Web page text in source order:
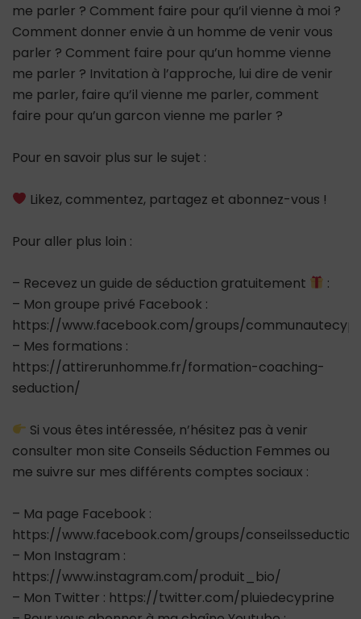
me parler ? Comment faire pour qu’il vienne à moi ?
Comment donner envie à un homme de venir vous
parler ? Comment faire pour qu’un homme vienne
me parler ? Invitation à l’approche, lui dire de venir
me parler, faire qu’il vienne me parler, comment
faire pour qu’un garcon vienne me parler ?
Pour en savoir plus sur le sujet :
Likez, commentez, partagez et abonnez-vous !
Pour aller plus loin :
– Recevez un guide de séduction gratuitement
:
– Mon groupe privé Facebook :
https://www.facebook.com/groups/
– Mes formations :
https://attirerunhomme.fr/formation-coaching-
seduction/
Si vous êtes intéressée, n’hésitez pas à venir
consulter mon site Conseils Séduction Femmes ou
me suivre sur mes différents comptes sociaux :
– Ma page Facebook :
https://www.facebook.com/groups/
– Mon Instagram :
https://www.instagram.com/produit_bio/
– Mon Twitter : https://twitter.com/pluiedecyprine